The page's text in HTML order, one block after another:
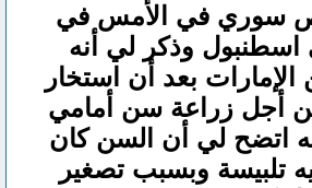
سوري في الأمس في
اسطنبول وذكر لي أنه
بعد أن استخار
من أجل زراعة سن أمامي
اتضح لي أن السن كان
تلبيسة وبسبب تصغير